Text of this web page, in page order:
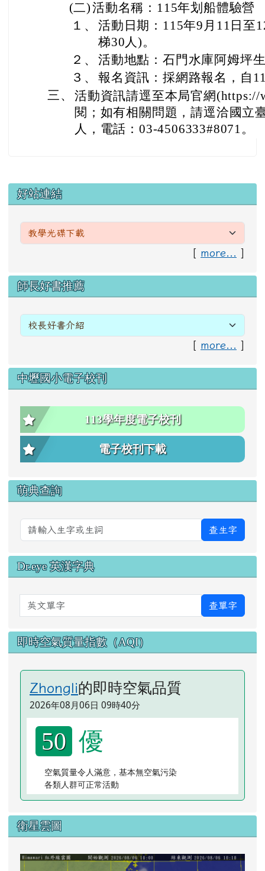
(二)活動名稱：115年划船體驗營
１、 活動日期：115年9月11日至
梯30人)。
２、 活動地點：石門水庫阿姆坪
３、 報名資訊：採網路報名，自
三、 活動資訊請逕至本局官網
閱；如有相關問題，請逕洽國立
人，電話：03-4506333#8071。
左邊區域內容
好站連結
[ more... ]
右邊區域內容
師長好書推薦
[ more... ]
中壢國小電子校刊
113學年度電子校刊
電子校刊下載
萌典查詢
查生字
Dr.eye 英漢字典
英文單字 查單字
即時空氣質量指數（AQI）
Zhongli的即時空氣品質
2026年08月06日 09時40分
50 優
空氣質量令人滿意，基本無空氣污染
各類人群可正常活動
衛星雲圖
link